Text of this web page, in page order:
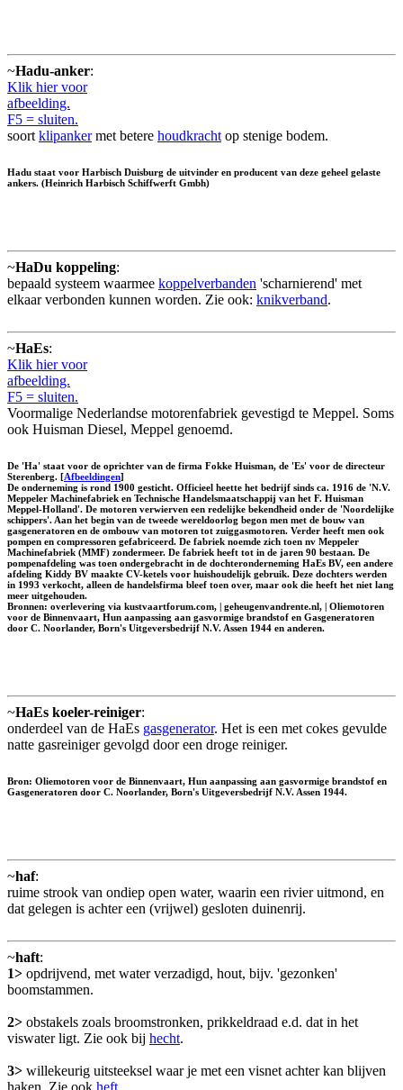
~Hadu-anker:
Klik hier voor
afbeelding.
F5 = sluiten.
soort klipankermet betere houdkracht op stenige bodem.
Hadu staat voor Harbisch Duisburg de uitvinder en producent van deze geheel gelaste
ankers. (Heinrich Harbisch Schiffwerft Gmbh)
~HaDu koppeling:
bepaald systeem waarmee koppelverbanden 'scharnierend' met
elkaar verbonden kunnen worden. Zie ook: knikverband.
~HaEs:
Klik hier voor
afbeelding.
F5 = sluiten.
Voormalige Nederlandse motorenfabriek gevestigd te Meppel. Soms
ook Huisman Diesel, Meppel genoemd.
De 'Ha' staat voor de oprichter van de firma Fokke Huisman, de 'Es' voor de directeur
Sterenberg. [Afbeeldingen]
De onderneming is rond 1900 gesticht. Officieel heette het bedrijf sinds ca. 1916 de 'N.V.
Meppeler Machinefabriek en Technische Handelsmaatschappij van het F. Huisman
Meppel-Holland'. De motoren verwierven een redelijke bekendheid onder de 'Noordelijke
schippers'. Aan het begin van de tweede wereldoorlog begon men met de bouw van
gasgeneratoren en de ombouw van motoren tot zuiggasmotoren. Verder heeft men ook
pompen en compressoren gefabriceerd. De fabriek noemde zich toen nv Meppeler
Machinefabriek (MMF) zondermeer. De fabriek heeft tot in de jaren 90 bestaan. De
pompenafdeling was toen ondergebracht in de dochteronderneming HaEs BV, een andere
afdeling Kiddy BV maakte CV-ketels voor huishoudelijk gebruik. Deze dochters werden
in 1993 verkocht, alleen de handelsfirma bleef toen over, maar ook die heeft het niet lang
meer uitgehouden.
Bronnen: overlevering via kustvaartforum.com, | geheugenvandrente.nl, | Oliemotoren
voor de Binnenvaart, Hun aanpassing aan gasvormige brandstof en Gasgeneratoren
door C. Noorlander, Born's Uitgeversbedrijf N.V. Assen 1944 en anderen.
~HaEs koeler-reiniger:
onderdeel van de HaEs gasgenerator. Het is een met cokes gevulde
natte gasreiniger gevolgd door een droge reiniger.
Bron: Oliemotoren voor de Binnenvaart, Hun aanpassing aan gasvormige brandstof en
Gasgeneratoren door C. Noorlander, Born's Uitgeversbedrijf N.V. Assen 1944.
~haf:
ruime strook van ondiep open water, waarin een rivier uitmond, en
dat gelegen is achter een (vrijwel) gesloten duinenrij.
~haft:
1> opdrijvend, met water verzadigd, hout, bijv. 'gezonken'
boomstammen.
2> obstakels zoals broomstronken, prikkeldraad e.d. dat in het
viswater ligt. Zie ook bij hecht.
3> willekeurig uitsteeksel waar je met een visnet achter kan blijven
haken. Zie ook heft